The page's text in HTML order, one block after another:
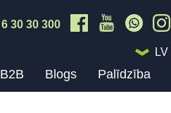
6 30 30 300
LV
B2B Blogs Palīdzība